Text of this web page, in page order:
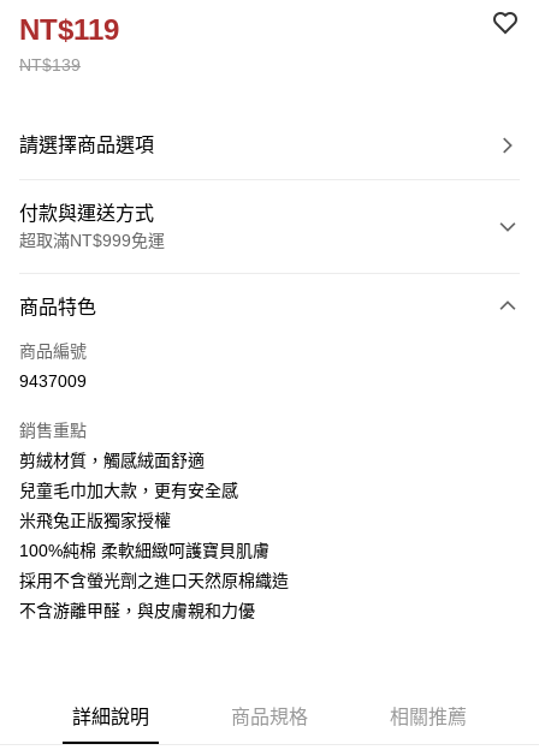
NT$139
NT$119
請選擇商品選項
付款與運送方式
超取滿NT$999免運
信用卡一次付款
超商取貨付款
ATM付款
運送方式
全家取貨付款
每筆NT$60，滿NT$999(含以上)免運費
每筆NT$120，滿NT$999(含以上)免運費
商品特色
商品編號
9437009
銷售重點
剪絨材質，觸感絨面舒適
兒童毛巾加大款，更有安全感
米飛兔正版獨家授權
100%純棉 柔軟細緻呵護寶貝肌膚
採用不含螢光劑之進口天然原棉織造
不含游離甲醛，與皮膚親和力優
詳細說明 商品規格 相關推薦